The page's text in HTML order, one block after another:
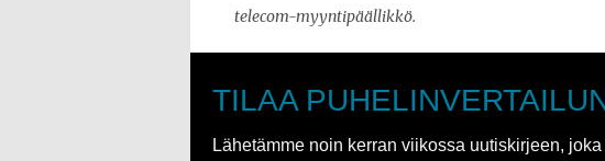
telecom-myyntipäällikkö.
TILAA
Lähetämme noin kerran viikossa uutiskirjeen,